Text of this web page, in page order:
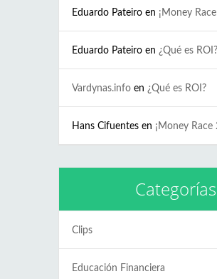
Eduardo Pateiro en ¡Money
Eduardo Pateiro en ¿Qué es ROI?
Vardynas.info en ¿Qué es ROI?
Hans Cifuentes en ¡Money Race
Categorías
Clips
Educación Financiera